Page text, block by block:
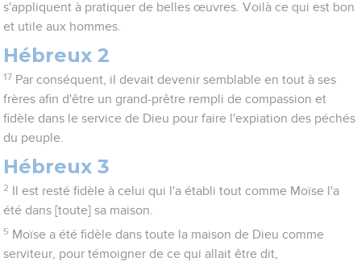
s'appliquent à pratiquer de belles œuvres. Voilà ce qui est bon
et utile aux hommes.
Hébreux 2
17 Par conséquent, il devait devenir semblable en tout à ses
frères afin d'être un grand-prêtre rempli de compassion et
fidèle dans le service de Dieu pour faire l'expiation des péchés
du peuple.
Hébreux 3
2
Il est resté fidèle à celui qui l'a établi tout comme Moïse l'a
été dans [toute] sa maison.
5 Moïse a été fidèle dans toute la maison de Dieu comme
serviteur, pour témoigner de ce qui allait être dit,